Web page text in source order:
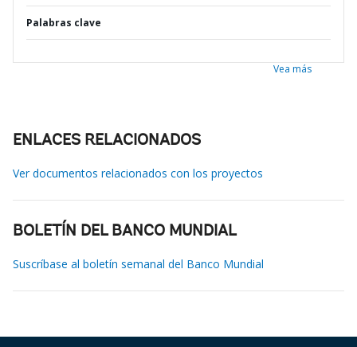
Palabras clave
Vea más
ENLACES RELACIONADOS
Ver documentos relacionados con los proyectos
BOLETÍN DEL BANCO MUNDIAL
Suscríbase al boletín semanal del Banco Mundial